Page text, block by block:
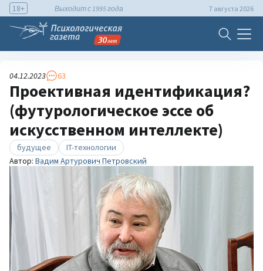
18+ Выходит с 1995 года 7 августа 2026
04.12.2023 63
Проективная идентификация?
(футурологическое эссе об
искусственном интеллекте)
будущее
IT-технологии
Автор: Вадим Артурович Петровский